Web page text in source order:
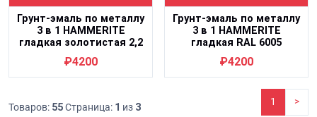
Грунт-эмаль по металлу
3 в 1 HAMMERITE
гладкая золотистая 2,2
л
₽4200
Грунт-эмаль по металлу
3 в 1 HAMMERITE
гладкая RAL 6005
зеленый мох 2,2 л
₽4200
Товаров: 55Страница: 1 из 3 1 >